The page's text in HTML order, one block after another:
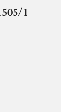
1